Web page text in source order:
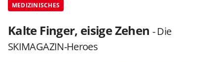
MEDIZINISCHES
Kalte Finger, eisige Zehen - Die
SKIMAGAZIN-Heroes